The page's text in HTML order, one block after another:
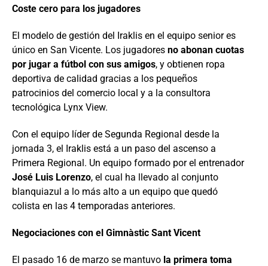
Coste cero para los jugadores
El modelo de gestión del Iraklis en el equipo senior es
único en San Vicente. Los jugadores no abonan cuotas
por jugar a fútbol con sus amigos, y obtienen ropa
deportiva de calidad gracias a los pequeños
patrocinios del comercio local y a la consultora
tecnológica Lynx View.
Con el equipo líder de Segunda Regional desde la
jornada 3, el Iraklis está a un paso del ascenso a
Primera Regional. Un equipo formado por el entrenador
José Luis Lorenzo, el cual ha llevado al conjunto
blanquiazul a lo más alto a un equipo que quedó
colista en las 4 temporadas anteriores.
Negociaciones con el Gimnàstic Sant Vicent
El pasado 16 de marzo se mantuvo la primera toma